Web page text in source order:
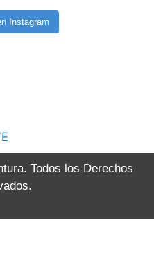
Instagram
Todos los Derechos